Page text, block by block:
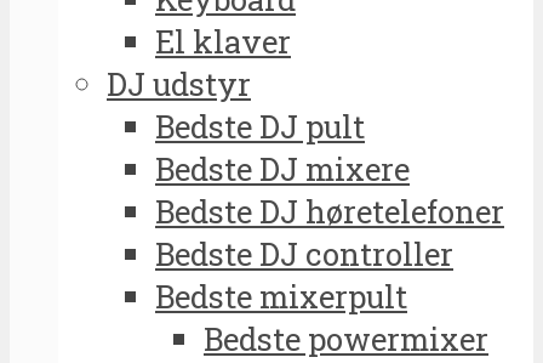
El klaver
DJ udstyr
Bedste DJ pult
Bedste DJ mixere
Bedste DJ høretelefoner
Bedste DJ controller
Bedste mixerpult
Bedste powermixer